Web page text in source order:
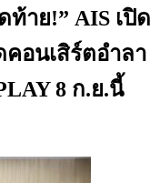
ท้าย!” AIS เปิด
อนเสิร์ตอำลา
8 ก.ย.นี้